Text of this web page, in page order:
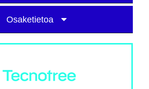
Osaketietoa